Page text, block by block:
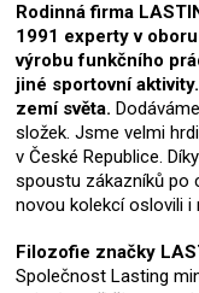
Rodinná firma
1991 experty v
výrobu funkčního
jiné sportovní
zemí světa.
složek. Jsme velmi
v České Republice.
spoustu zákazníků po
novou kolekcí oslovili
Filozofie značky
Společnost Lasting